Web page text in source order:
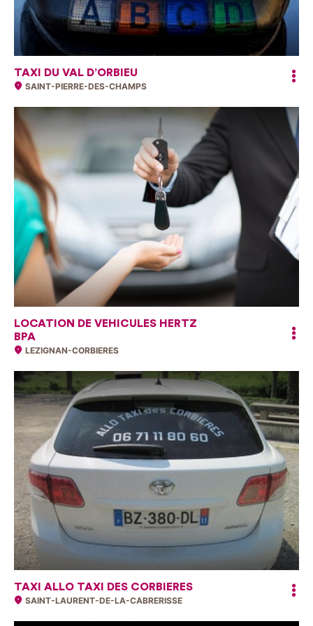
TAXI DU VAL D’ORBIEU
SAINT-PIERRE-DES-CHAMPS
LOCATION DE VEHICULES HERTZ
BPA
LEZIGNAN-CORBIERES
TAXI ALLO TAXI DES CORBIERES
SAINT-LAURENT-DE-LA-CABRERISSE